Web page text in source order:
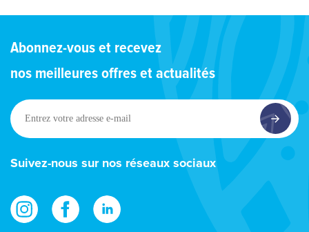
Abonnez-vous et recevez
nos meilleures offres et actualités
Entrez
votre
adresse
e-
Suivez-nous sur nos réseaux sociaux